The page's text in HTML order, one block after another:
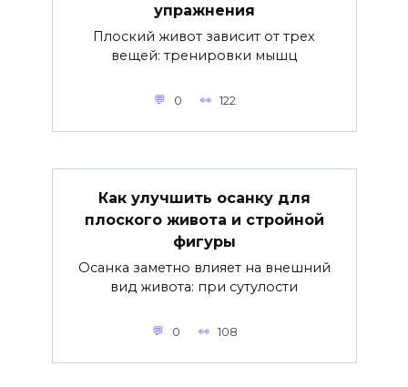
упражнения
Плоский живот зависит от трех
вещей: тренировки мышц
0 122
Как улучшить осанку для
плоского живота и стройной
фигуры
Осанка заметно влияет на внешний
вид живота: при сутулости
0 108